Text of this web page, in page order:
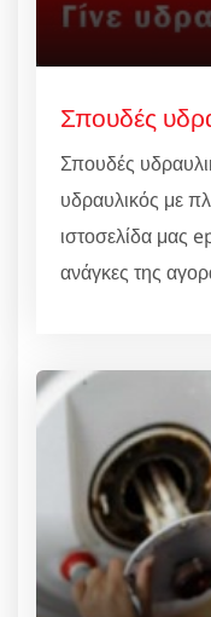
Σπουδές
Σπουδές
υδραυλικός με
ιστοσελίδα μας
ανάγκες της